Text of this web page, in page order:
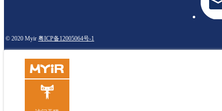
© 2020 Myir 粤ICP备12005064号-1